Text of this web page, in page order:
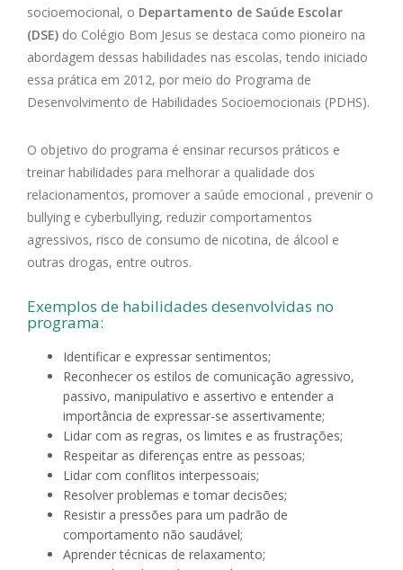
socioemocional, o Departamento de Saúde Escolar
(DSE) do Colégio Bom Jesus se destaca como pioneiro na
abordagem dessas habilidades nas escolas, tendo iniciado
essa prática em 2012, por meio do Programa de
Desenvolvimento de Habilidades Socioemocionais (PDHS).
O objetivo do programa é ensinar recursos práticos e
treinar habilidades para melhorar a qualidade dos
relacionamentos, promover a saúde emocional , prevenir o
bullying e cyberbullying, reduzir comportamentos
agressivos, risco de consumo de nicotina, de álcool e
outras drogas, entre outros.
Exemplos de habilidades desenvolvidas no
programa:
Identificar e expressar sentimentos;
Reconhecer os estilos de comunicação agressivo,
passivo, manipulativo e assertivo e entender a
importância de expressar-se assertivamente;
Lidar com as regras, os limites e as frustrações;
Respeitar as diferenças entre as pessoas;
Lidar com conflitos interpessoais;
Resolver problemas e tomar decisões;
Resistir a pressões para um padrão de
comportamento não saudável;
Aprender técnicas de relaxamento;